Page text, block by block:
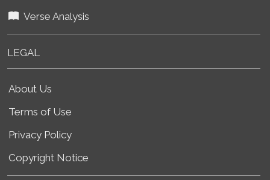
Verse Analysis
LEGAL
About Us
Terms of Use
Privacy Policy
Copyright Notice